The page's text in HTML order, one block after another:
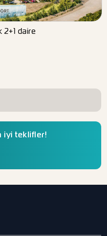
2+1 daire
iyi teklifler!